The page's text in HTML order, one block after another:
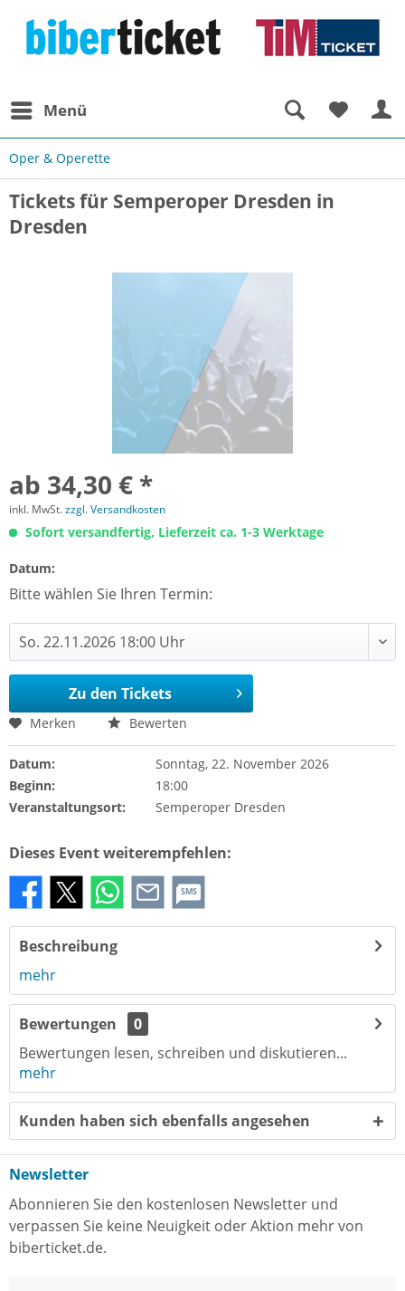
Menü
Oper & Operette
Tickets für Semperoper Dresden in
Dresden
ab 34,30 € *
inkl. MwSt.zzgl. Versandkosten
Sofort versandfertig, Lieferzeit ca. 1-3 Werktage
Datum:
Bitte wählen Sie Ihren Termin:
Zu den Tickets
Merken Bewerten
Datum:
Sonntag, 22. November 2026
Beginn:
18:00
Veranstaltungsort:
Semperoper Dresden
Dieses Event weiterempfehlen:
SMS
Beschreibung
mehr
Bewertungen
0
Bewertungen lesen, schreiben und diskutieren...
mehr
Kunden haben sich ebenfalls angesehen
Newsletter
Abonnieren Sie den kostenlosen Newsletter und
verpassen Sie keine Neuigkeit oder Aktion mehr von
biberticket.de.